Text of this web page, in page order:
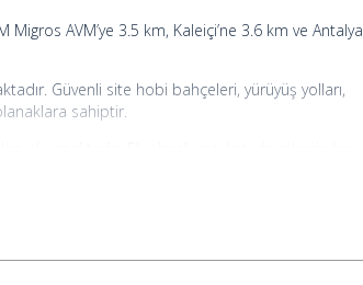
AVM’ye 3.5 km, Kaleiçi’ne 3.6 km ve Antalya
Güvenli site hobi bahçeleri, yürüyüş yolları,
sahiptir.
seti, doğal gaz ve klima altyapısı,